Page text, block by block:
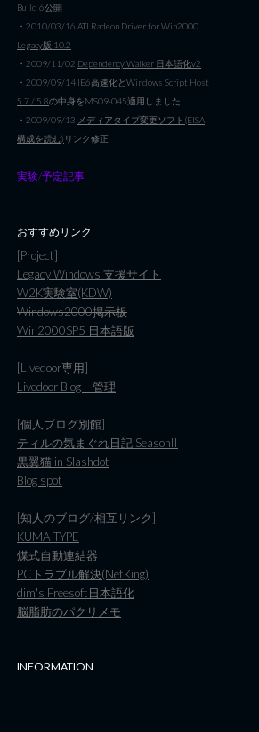
Build 6公開
・2010/03/16 ATI Radeon Driver for Win2000
Legacy版 10.2
・2009/11/02 Dependency Walker 日本語化v2
・2009/09/14 IE6高速化とWindows Script Host
5.7 / 5.8の中身をMS09-045適用しました
・2009/09/13 メディアタイプ変更ソフト(EISA
構成を読む) リンク修正
実験/予定記事
おすすめリンク
[Project]
Legacy Windows 支援サイト
W2K実験室(KDW)
Windows2000掲示板
Win2000SP5 日本語版
[Livedoor専用]
Livedoor Blog 管理
[個人ブログ別館]
ティルの気まぐれ日記 SeasonII
黒翼猫 in Slashdot
Blog spot
[知人のブログ/相互リンク]
KUMA TYPE
煤式自動連結器
PCトラブル解決(NetKing)
dim's Freesoft日本語化
脳脂肪のパクリメモ
INFORMATION